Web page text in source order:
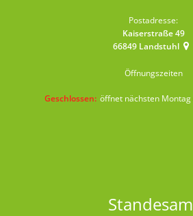
Postadresse:
Kaiserstraße 49
66849 Landstuhl
Öffnungszeiten
Klicken, um weitere Öffnungs- oder
Geschlossen: öffnet nächsten